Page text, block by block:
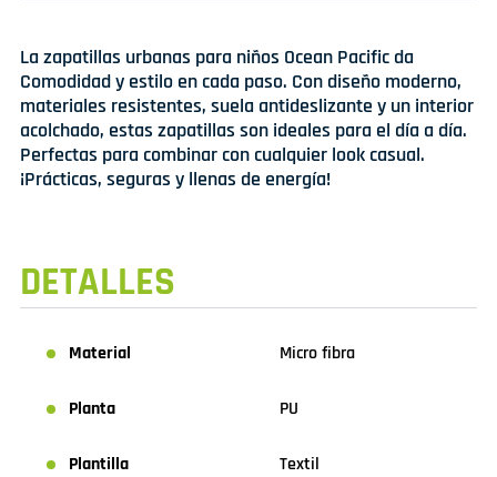
La zapatillas urbanas para niños Ocean Pacific da
Comodidad y estilo en cada paso. Con diseño moderno,
materiales resistentes, suela antideslizante y un interior
acolchado, estas zapatillas son ideales para el día a día.
Perfectas para combinar con cualquier look casual.
¡Prácticas, seguras y llenas de energía!
DETALLES
Material Micro fibra
Planta PU
Plantilla Textil